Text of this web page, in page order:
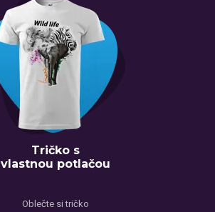
Tričko s
vlastnou potlačou
Oblečte si tričko